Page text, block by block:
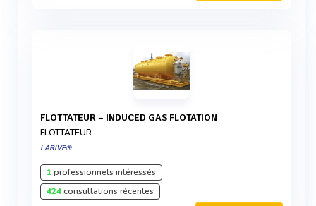
FLOTTATEUR – INDUCED GAS FLOTATION
FLOTTATEUR
LARIVE®
1professionnels intéressés
424consultations récentes